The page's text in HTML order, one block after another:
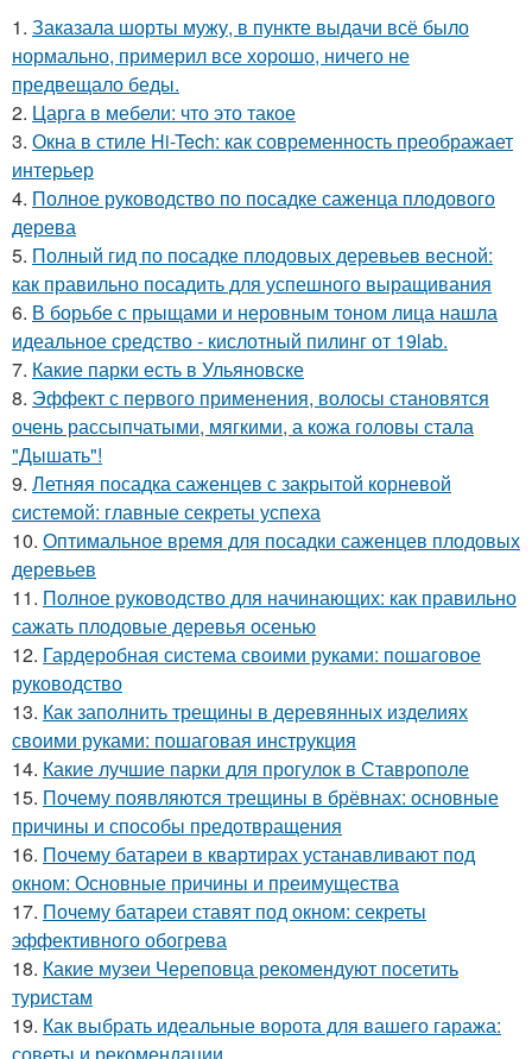
1. Заказала шорты мужу, в пункте выдачи всё было
нормально, примерил все хорошо, ничего не
предвещало беды.
2. Царга в мебели: что это такое
3. Окна в стиле Hi-Tech: как современность преображает
интерьер
4. Полное руководство по посадке саженца плодового
дерева
5. Полный гид по посадке плодовых деревьев весной:
как правильно посадить для успешного выращивания
6. В борьбе с прыщами и неровным тоном лица нашла
идеальное средство - кислотный пилинг от 19lab.
7. Какие парки есть в Ульяновске
8. Эффект с первого применения, волосы становятся
очень рассыпчатыми, мягкими, а кожа головы стала
"Дышать"!
9. Летняя посадка саженцев с закрытой корневой
системой: главные секреты успеха
10. Оптимальное время для посадки саженцев плодовых
деревьев
11. Полное руководство для начинающих: как правильно
сажать плодовые деревья осенью
12. Гардеробная система своими руками: пошаговое
руководство
13. Как заполнить трещины в деревянных изделиях
своими руками: пошаговая инструкция
14. Какие лучшие парки для прогулок в Ставрополе
15. Почему появляются трещины в брёвнах: основные
причины и способы предотвращения
16. Почему батареи в квартирах устанавливают под
окном: Основные причины и преимущества
17. Почему батареи ставят под окном: секреты
эффективного обогрева
18. Какие музеи Череповца рекомендуют посетить
туристам
19. Как выбрать идеальные ворота для вашего гаража: